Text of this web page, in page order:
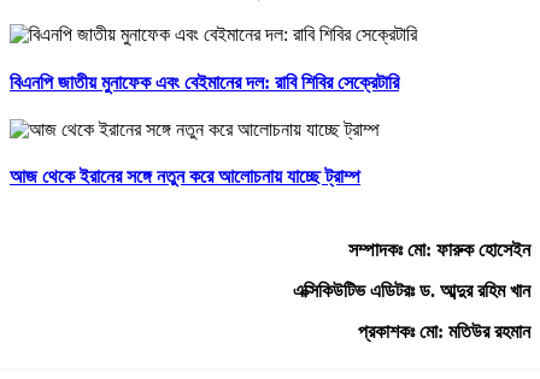
বিএনপি জাতীয় মুনাফেক এবং বেইমানের দল: রাবি শিবির সেক্রেটারি
আজ থেকে ইরানের সঙ্গে নতুন করে আলোচনায় যাচ্ছে ট্রাম্প
সম্পাদকঃ মো: ফারুক হোসেইন
এক্সিকিউটিভ এডিটরঃ ড. আব্দুর রহিম খান
প্রকাশকঃ মো: মতিউর রহমান